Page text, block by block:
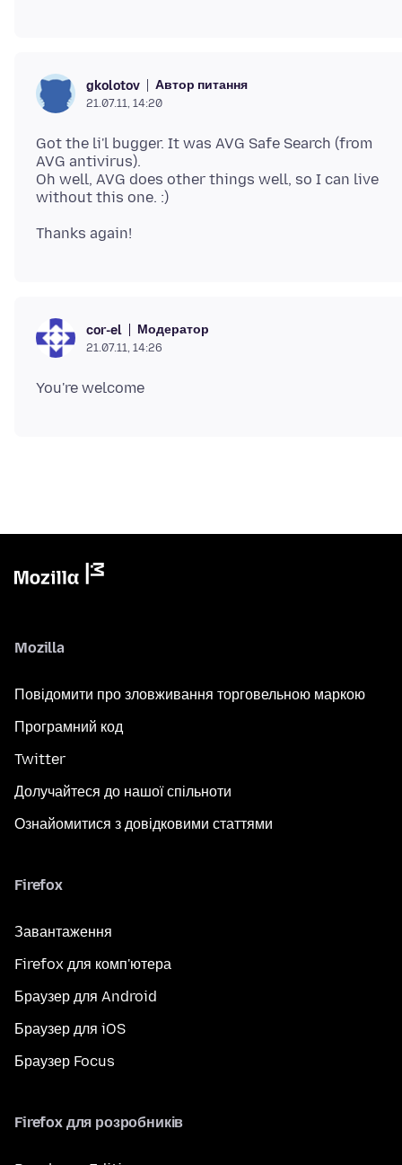
gkolotov Автор питання
21.07.11, 14:20
Got the li'l bugger. It was AVG Safe Search (from
AVG antivirus).
Oh well, AVG does other things well, so I can live
cor-el Модератор
21.07.11, 14:26
Mozilla
Повідомити про зловживання торговельною маркою
Програмний код
Twitter
Долучайтеся до нашої спільноти
Ознайомитися з довідковими статтями
Firefox
Завантаження
Firefox для комп'ютера
Браузер для Android
Браузер для iOS
Браузер Focus
Firefox для розробників